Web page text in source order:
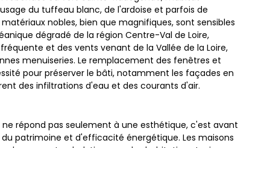
du tuffeau blanc, de l'ardoise et parfois de
nobles, bien que magnifiques, sont sensibles
dégradé de la région Centre-Val de Loire,
et des vents venant de la Vallée de la Loire,
menuiseries. Le remplacement des fenêtres et
pour préserver le bâti, notamment les façades en
des infiltrations d'eau et des courants d'air.
répond pas seulement à une esthétique, c'est avant
patrimoine et d'efficacité énergétique. Les maisons
demeures troglodytiques ou les habitations typiques